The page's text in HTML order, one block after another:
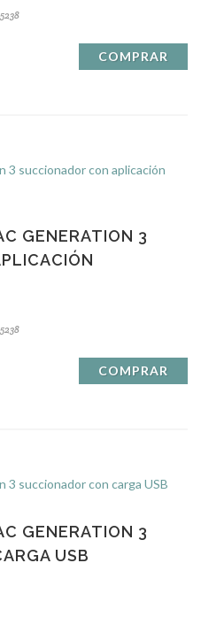
COMPRAR
GENERATION 3
COMPRAR
GENERATION 3
USB